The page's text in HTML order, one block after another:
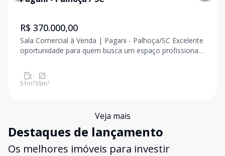
R$ 370.000,00
Sala Comercial à Venda | Pagani - Palhoça/SC Excelente
oportunidade para quem busca um espaço profissional
Palhoça. Com 39 m² de área privativa, esta sala
comercial oferece um ambiente funcional
51 m²39m²
Veja mais
Destaques de lançamento
Os melhores imóveis para investir